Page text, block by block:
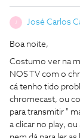
José Carlos
Boa noite,
Costumo ver na
NOS TV com o
cá tenho tido
chromecast, ou
para transmitir "
a clicar no play,